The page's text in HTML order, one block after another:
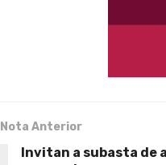
Nota Anterior
Invitan a subasta de